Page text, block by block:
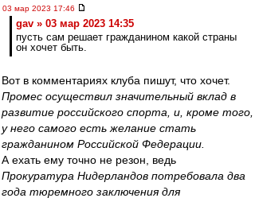
03 мар 2023 17:46
gav » 03 мар 2023 14:35
пусть сам решает гражданином какой страны
он хочет быть.
Вот в комментариях клуба пишут, что хочет.
Промес осуществил значительный вклад в
развитие российского спорта, и, кроме того,
у него самого есть желание стать
гражданином Российской Федерации.
А ехать ему точно не резон, ведь
Прокуратура Нидерландов потребовала два
года тюремного заключения для